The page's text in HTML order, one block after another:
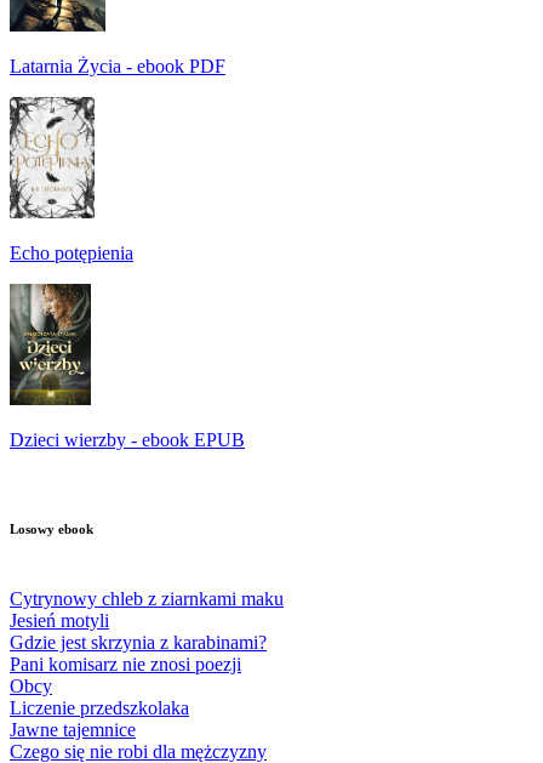
Latarnia Życia - ebook PDF
Echo potępienia
Dzieci wierzby - ebook EPUB
Losowy ebook
Cytrynowy chleb z ziarnkami maku
Jesień motyli
Gdzie jest skrzynia z karabinami?
Pani komisarz nie znosi poezji
Obcy
Liczenie przedszkolaka
Jawne tajemnice
Czego się nie robi dla mężczyzny